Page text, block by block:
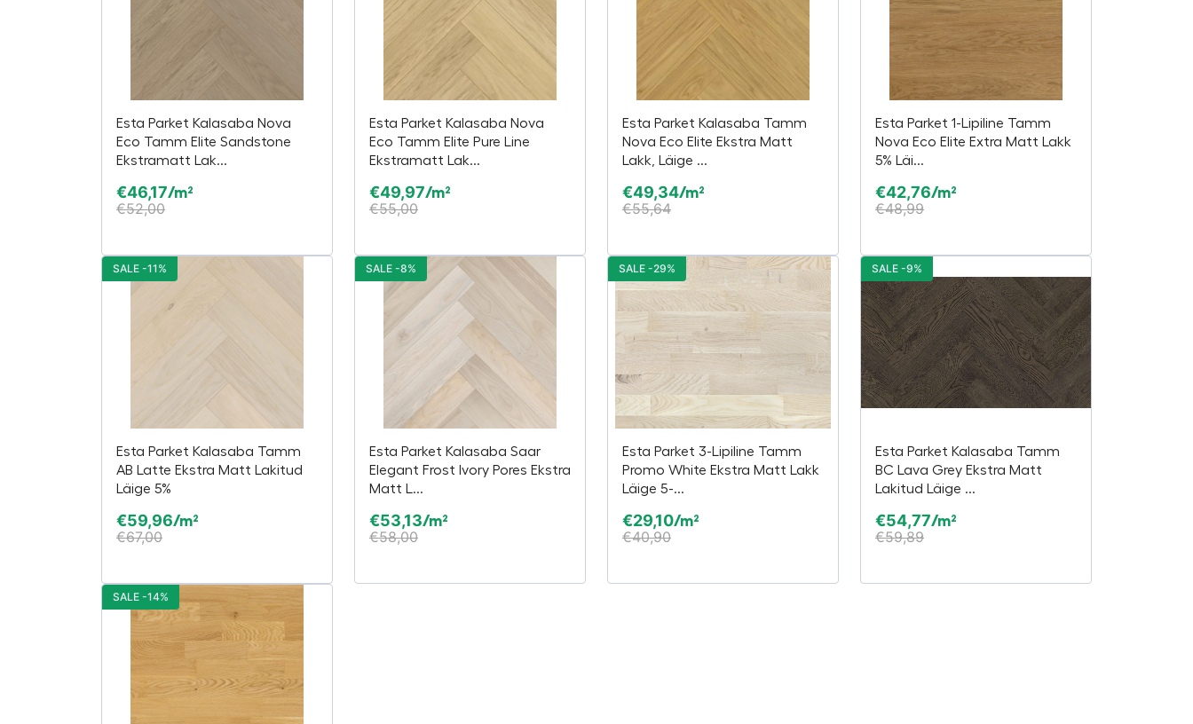
Esta Parket Kalasaba Nova
Eco Tamm Elite Sandstone
Ekstramatt Lak...
€46,17/m²
€52,00
Esta Parket Kalasaba Nova
Eco Tamm Elite Pure Line
Ekstramatt Lak...
€49,97/m²
€55,00
Esta Parket Kalasaba Tamm
Nova Eco Elite Ekstra Matt
Lakk, Läige ...
€49,34/m²
€55,64
Esta Parket 1-Lipiline Tamm
Nova Eco Elite Extra Matt Lakk
5% Läi...
€42,76/m²
€48,99
Esta Parket Kalasaba Tamm
AB Latte Ekstra Matt Lakitud
Läige 5%
€59,96/m²
€67,00
SALE -11%
Esta Parket Kalasaba Saar
Elegant Frost Ivory Pores Ekstra
Matt L...
€53,13/m²
€58,00
SALE -8%
Esta Parket 3-Lipiline Tamm
Promo White Ekstra Matt Lakk
Läige 5-...
€29,10/m²
€40,90
SALE -29%
Esta Parket Kalasaba Tamm
BC Lava Grey Ekstra Matt
Lakitud Läige ...
€54,77/m²
€59,89
SALE -9%
SALE -14%